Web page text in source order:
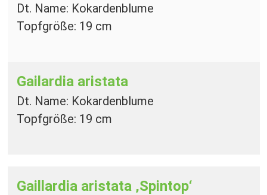
Dt. Name: Kokardenblume
Topfgröße: 19 cm
Gailardia aristata
Dt. Name: Kokardenblume
Topfgröße: 19 cm
Gaillardia aristata ‚Spintop‘